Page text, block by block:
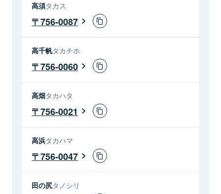
高須タカス
756-0087
高千帆タカチホ
756-0060
高畑タカハタ
756-0021
高浜タカハマ
756-0047
田の尻タノシリ